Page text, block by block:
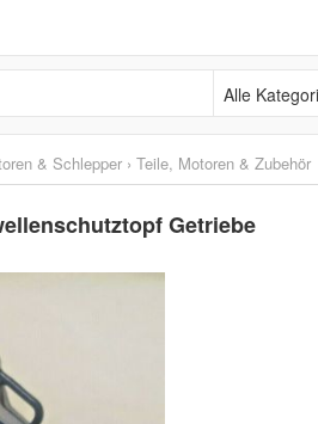
Alle Kategorien
& Schlepper › Teile, Motoren & Zubehör
Getriebe